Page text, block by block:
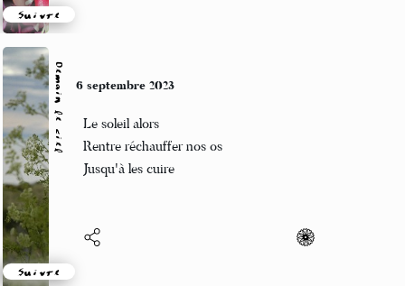
Suivre
Demain le ciel
Suivre
6 septembre 2023
Le soleil alors
Rentre réchauffer nos os
Jusqu'à les cuire